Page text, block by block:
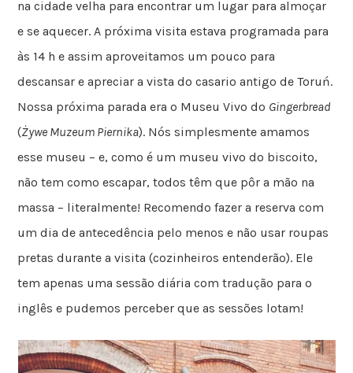
na cidade velha para encontrar um lugar para almoçar
e se aquecer. A próxima visita estava programada para
às 14 h e assim aproveitamos um pouco para
descansar e apreciar a vista do casario antigo de Toruń.
Nossa próxima parada era o Museu Vivo do Gingerbread
(Żywe Muzeum Piernika). Nós simplesmente amamos
esse museu – e, como é um museu vivo do biscoito,
não tem como escapar, todos têm que pôr a mão na
massa – literalmente! Recomendo fazer a reserva com
um dia de antecedência pelo menos e não usar roupas
pretas durante a visita (cozinheiros entenderão). Ele
tem apenas uma sessão diária com tradução para o
inglês e pudemos perceber que as sessões lotam!